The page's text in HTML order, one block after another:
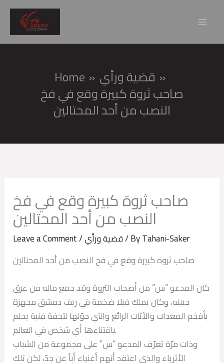
Skip
content
Home قضية ورأي
صاحب ثروة كبيرة وقع في فخ
النصب من أحد المحتالين
صاحب ثروة كبيرة وقع في فخ
النصب من أحد المحتالين
Leave a Comment/قضية ورأي/ ByTahani-Saker
صاحب ثروة كبيرة وقع في فخ النصب من أحد المحتالين
كان المدعو “س” من أصحاب الثروة وقد جمع ماله من عرق
جبينه، وكان يملك فيلا ضخمة في ريف دمشق مجهزة
بأفخم المعدات والأثاث الرائع والتي حوّلها لتحفة فنية يحلم
باقتناءها أي شخص في العالم.
وذات مرّة تعرّف المدعو “س” على مجموعة من الشباب
الأثرياء والذي اعتقد أنهم أغنياء أباً عن جدّ، لكن تلك